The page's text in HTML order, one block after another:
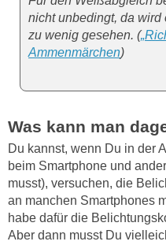
nicht unbedingt, da
zu wenig gesehen. (
Ammenmärchen)
Was kann man
Du kannst, wenn Du in der
beim Smartphone und
musst), versuchen, die
an manchen Smartphones
habe dafür die
Aber dann musst Du